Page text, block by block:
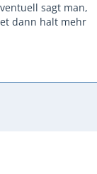
sagt man,
dann halt mehr